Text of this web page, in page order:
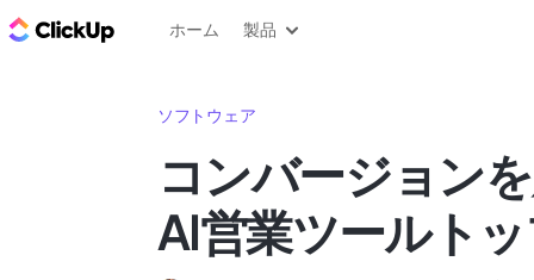
ClickUp ブログ
ホーム 製品
ソフトウェア
コンバージョン
AI営業ツールト